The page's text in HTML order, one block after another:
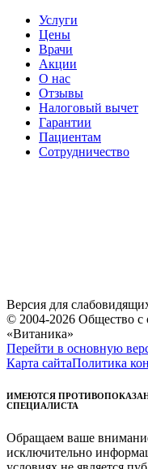
Услуги
Цены
Врачи
Акции
О нас
Отзывы
Налоговый вычет
Гарантии
Пациентам
Сотрудничество
Версия для
© 2004-2026 Общество с
«Витаника»
Перейти в основную
Карта сайтаПолитика
ИМЕЮТСЯ
СПЕЦИАЛИСТА
Обращаем ваше
исключительно